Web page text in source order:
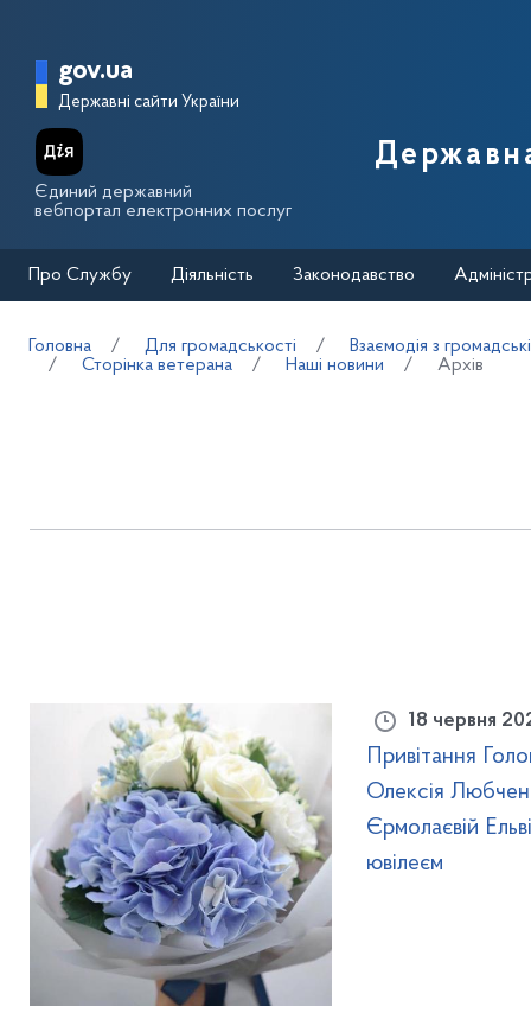
Головна сторінка Державної
gov.ua
Державні сайти України
Єдиний державний
вебпортал електронних послуг
Про Службу Діяльність Законодавство
Головна Для громадськості
Взаємодія з
Сторінка ветерана
Наші новини Архів
18 червня
Привітання
Олексія
Єрмолаєвій
ювілеєм